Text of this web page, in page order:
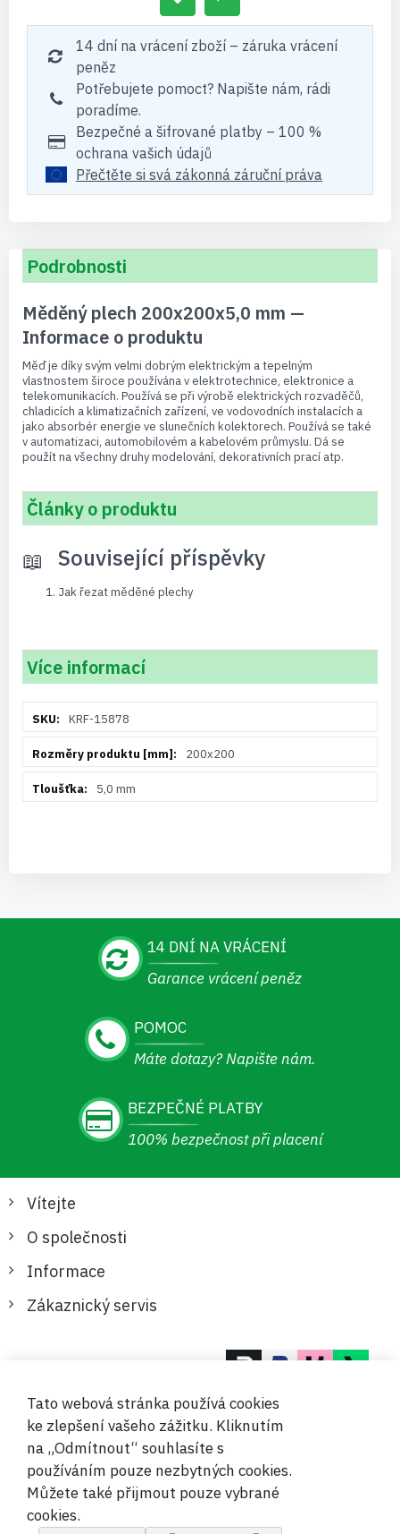
14 dní na vrácení zboží – záruka vrácení
peněz
Potřebujete pomoct? Napište nám, rádi
poradíme.
Bezpečné a šifrované platby – 100 %
ochrana vašich údajů
Přečtěte si svá zákonná záruční práva
Podrobnosti
Měděný plech 200x200x5,0 mm —
Informace o produktu
Měď je díky svým velmi dobrým elektrickým a tepelným
vlastnostem široce používána v elektrotechnice, elektronice a
telekomunikacích. Používá se při výrobě elektrických rozvaděčů,
chladicích a klimatizačních zařízení, ve vodovodních instalacích a
jako absorbér energie ve slunečních kolektorech. Používá se také
v automatizaci, automobilovém a kabelovém průmyslu. Dá se
použít na všechny druhy modelování, dekorativních prací atp.
Články o produktu
Související příspěvky
Jak řezat měděné plechy
Více informací
informacíKRF-15878
200x200
5,0 mm
14 DNÍ NA VRÁCENÍ
Garance vrácení peněz
POMOC
Máte dotazy? Napište nám.
BEZPEČNÉ PLATBY
100% bezpečnost při placení
Vítejte
O společnosti
Informace
Zákaznický servis
© 2019-2026 Megamix s.r.o.
Tato webová stránka používá cookies
ke zlepšení vašeho zážitku. Kliknutím
na „Odmítnout“ souhlasíte s
používáním pouze nezbytných cookies.
Můžete také přijmout pouze vybrané
cookies.